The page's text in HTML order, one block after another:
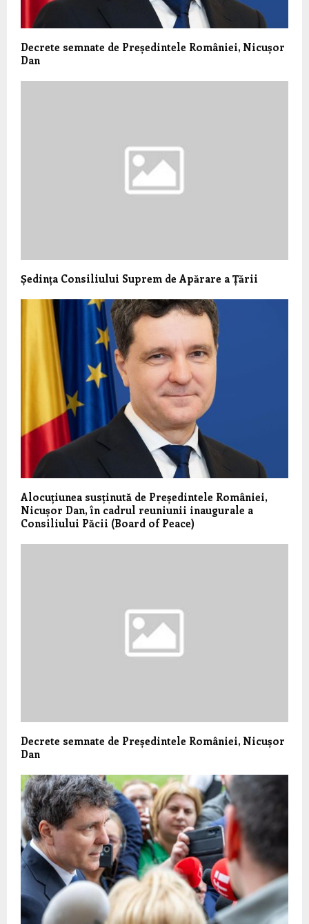
Decrete semnate de Președintele României, Nicușor
Dan
Ședința Consiliului Suprem de Apărare a Țării
Alocuțiunea susținută de Președintele României,
Nicușor Dan, în cadrul reuniunii inaugurale a
Consiliului Păcii (Board of Peace)
Decrete semnate de Președintele României, Nicușor
Dan